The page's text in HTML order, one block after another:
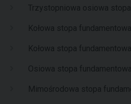
Trzystopniowa osiowa
Kołowa stopa fundamentowa
Kołowa stopa
Osiowa stopa
Mimośrodowa stopa